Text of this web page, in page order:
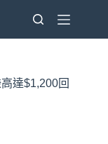
達$1,200回